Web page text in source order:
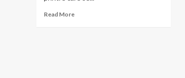
Read More